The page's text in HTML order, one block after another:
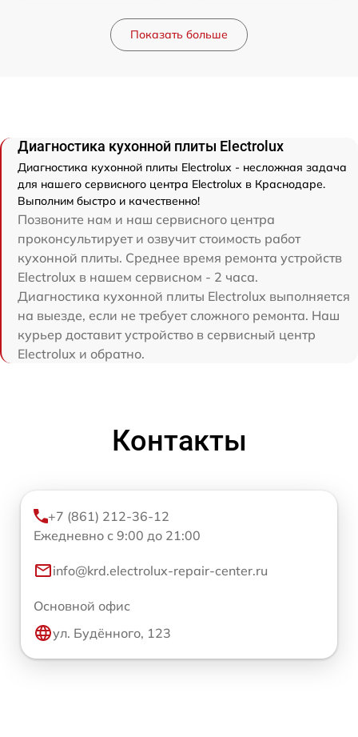
Показать больше
Диагностика кухонной плиты Electrolux
Диагностика кухонной плиты Electrolux - несложная задача
для нашего сервисного центра Electrolux в Краснодаре.
Выполним быстро и качественно!
Позвоните нам и наш сервисного центра
проконсультирует и озвучит стоимость работ
кухонной плиты. Среднее время ремонта устройств
Electrolux в нашем сервисном - 2 часа.
Диагностика кухонной плиты Electrolux выполняется
на выезде, если не требует сложного ремонта. Наш
курьер доставит устройство в сервисный центр
Electrolux и обратно.
Контакты
+7 (861) 212-36-12
Ежедневно с 9:00 до 21:00
info@krd.electrolux-repair-center.ru
Основной офис
ул. Будённого, 123